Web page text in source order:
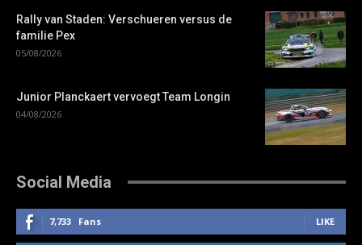
Rally van Staden: Verschueren versus de
familie Pex
05/08/2026
Junior Planckaert vervoegt Team Longin
04/08/2026
Social Media
7,733 Fans LIKE